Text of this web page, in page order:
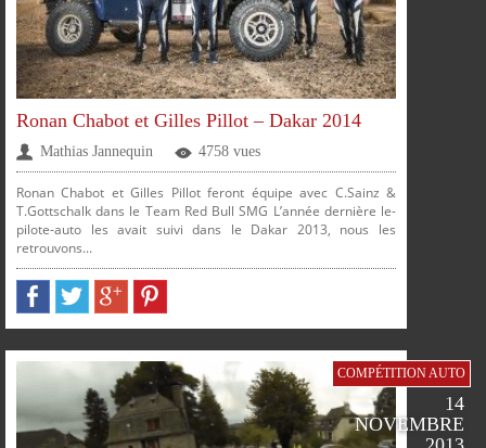
PLUS
FACEBOOKTWITTERGOOGLEPINTEREST
SUR SUR SUR SUR
PARTAGERPARTAGERPARTAGERPARTAGER
Ronan Chabot et Gilles Pillot – Dakar 2014
Mathias Jannequin 4758 vues
Ronan Chabot et Gilles Pillot feront équipe avec C.Sainz &
T.Gottschalk dans le Team Red Bull SMG L’année dernière le-
pilote-auto les avait suivi dans le Dakar 2013, nous les
retrouvons...
COMPÉTITION AUTO
14
NOVEMBRE